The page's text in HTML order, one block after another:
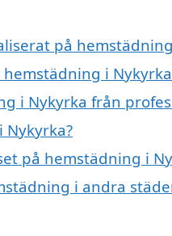
på
i Nykyrka
i Nykyrka från
på hemstädning i
i andra